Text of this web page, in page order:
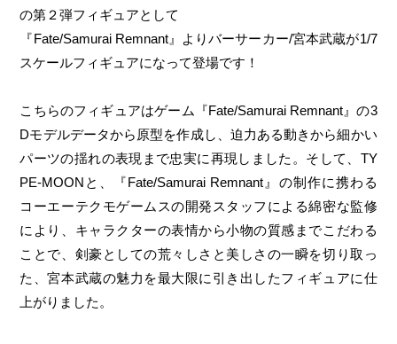
の第２弾フィギュアとして
『Fate/Samurai Remnant』よりバーサーカー/宮本武蔵が1/7
スケールフィギュアになって登場です！
こちらのフィギュアはゲーム『Fate/Samurai Remnant』の3
Dモデルデータから原型を作成し、迫力ある動きから細かい
パーツの揺れの表現まで忠実に再現しました。そして、TY
PE-MOONと、『Fate/Samurai Remnant』の制作に携わる
コーエーテクモゲームスの開発スタッフによる綿密な監修
により、キャラクターの表情から小物の質感までこだわる
ことで、剣豪としての荒々しさと美しさの一瞬を切り取っ
た、宮本武蔵の魅力を最大限に引き出したフィギュアに仕
上がりました。